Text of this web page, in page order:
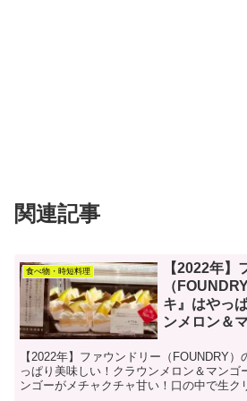
関連記事
食べ物・時短料理
【2022年】
（
キ』はやっ
ンメロン＆
【2022年】ファウンドリー（FOUNDRY
っぱり美味しい！クラウンメロン＆マンゴ
ンゴーがメチャクチャ甘い！口の中で生ク